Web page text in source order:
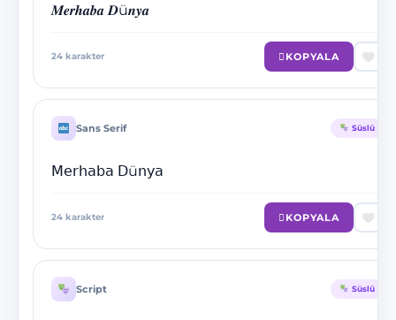
𝑴𝒆𝒓𝒉𝒂𝒃𝒂 𝑫ü𝒏𝒚𝒂
24 karakter KOPYALA
Sans Serif Süslü
𝖬𝖾𝗋𝗁𝖺𝖻𝖺 𝖣ü𝗇𝗒𝖺
24 karakter KOPYALA
Script Süslü